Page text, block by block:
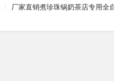
厂家直销煮珍珠锅奶茶店专用全